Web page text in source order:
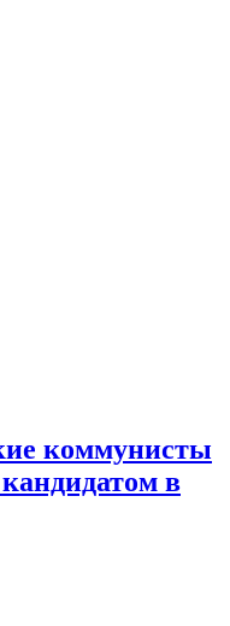
коммунисты
в